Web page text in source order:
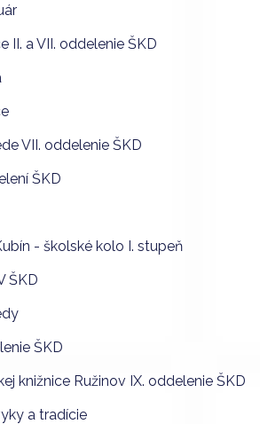
II. a VII. oddelenie ŠKD
VII. oddelenie ŠKD
ŠKD
- školské kolo I. stupeň
ŠKD
ŠKD
knižnice Ružinov IX. oddelenie ŠKD
a tradície